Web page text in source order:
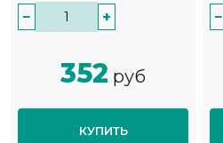
− +
352 руб
КУПИТЬ
−